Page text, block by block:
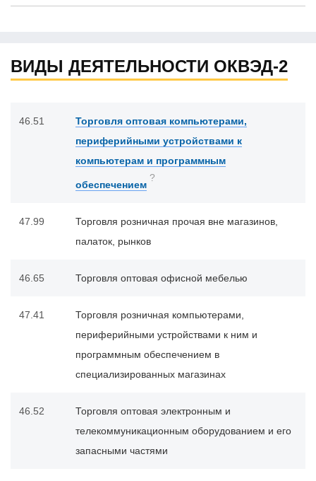
ВИДЫ ДЕЯТЕЛЬНОСТИ ОКВЭД-2
46.51
Торговля оптовая компьютерами,
периферийными устройствами к
компьютерам и программным
обеспечением
?
47.99
Торговля розничная прочая вне магазинов,
палаток, рынков
46.65 Торговля оптовая офисной мебелью
47.41
Торговля розничная компьютерами,
периферийными устройствами к ним и
программным обеспечением в
специализированных магазинах
46.52
Торговля оптовая электронным и
телекоммуникационным оборудованием и его
запасными частями